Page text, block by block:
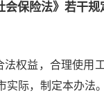
会保险法》若干规
权益，合理使用
际，制定本办法。